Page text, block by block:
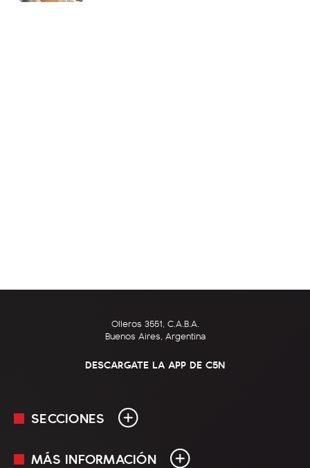
Olleros 3551, C.A.B.A.
Buenos Aires, Argentina
DESCARGATE LA APP DE C5N
SECCIONES
En Vivo
MÁS INFORMACIÓN